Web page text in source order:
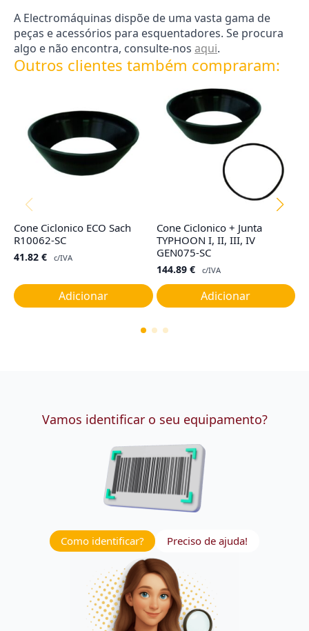
A Electromáquinas dispõe de uma vasta gama de
peças e acessórios para esquentadores. Se procura
algo e não encontra, consulte-nos aqui.
Outros clientes também compraram:
Cone Ciclonico ECO Sach
R10062-SC
41.82 € c/IVA
Adicionar
Cone Ciclonico + Junta
TYPHOON I, II, III, IV
GEN075-SC
144.89 € c/IVA
Adicionar
Vamos identificar o seu equipamento?
Como identificar? Preciso de ajuda!